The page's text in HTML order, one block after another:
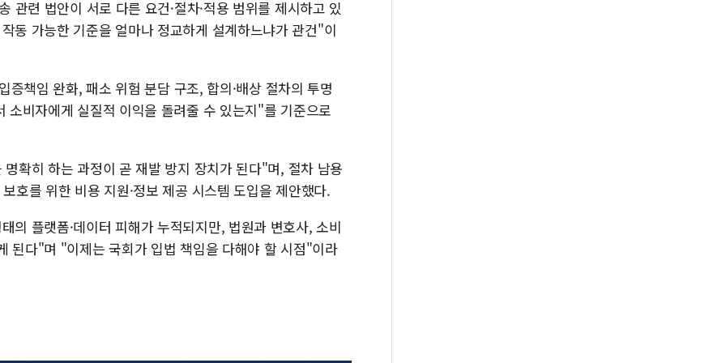
관련 법안이 서로 다른 요건·절차·적용 범위를 제시하고 있
동 가능한 기준을 얼마나 정교하게 설계하느냐가 관건"이
책임 완화, 패소 위험 분담 구조, 합의·배상 절차의 투명
비자에게 실질적 이익을 돌려줄 수 있는지"를 기준으로
확히 하는 과정이 곧 재발 방지 장치가 된다"며, 절차 남용
호를 위한 비용 지원·정보 제공 시스템 도입을 제안했다.
의 플랫폼·데이터 피해가 누적되지만, 법원과 변호사, 소비
된다"며 "이제는 국회가 입법 책임을 다해야 할 시점"이라